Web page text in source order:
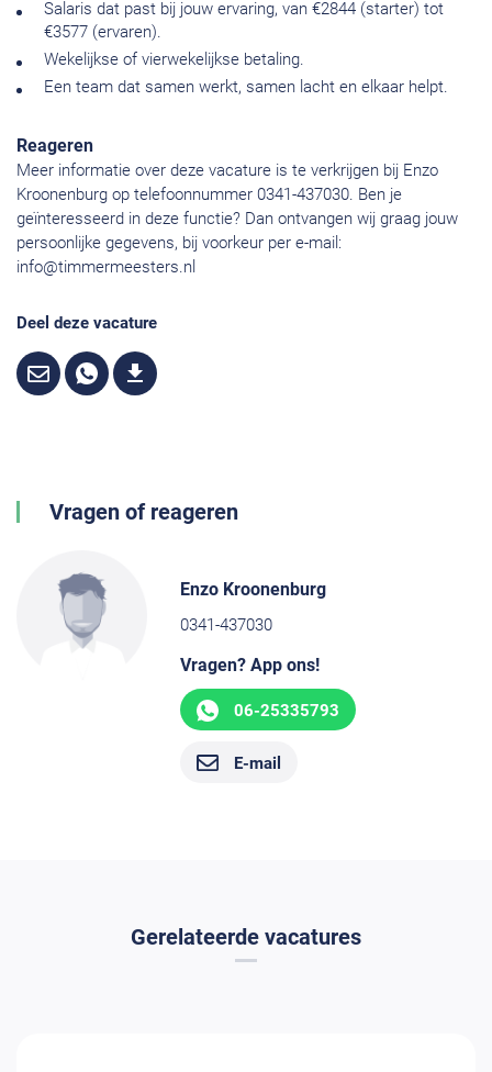
Salaris dat past bij jouw ervaring, van €2844 (starter) tot
€3577 (ervaren).
Wekelijkse of vierwekelijkse betaling.
Een team dat samen werkt, samen lacht en elkaar helpt.
Reageren
Meer informatie over deze vacature is te verkrijgen bij Enzo
Kroonenburg op telefoonnummer 0341-437030. Ben je
geïnteresseerd in deze functie? Dan ontvangen wij graag jouw
persoonlijke gegevens, bij voorkeur per e-mail:
info@timmermeesters.nl
Deel deze vacature
Vragen of reageren
Enzo Kroonenburg
0341-437030
Vragen? App ons!
06-25335793
E-mail
Gerelateerde vacatures